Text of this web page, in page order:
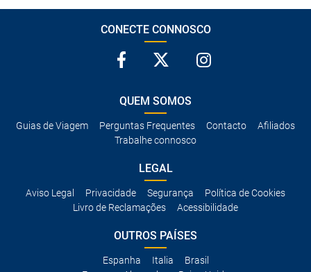
CONECTE CONNOSCO
QUEM SOMOS
Guias de Viagem Perguntas Frequentes Contacto
Afiliados
Trabalhe connosco
LEGAL
Aviso Legal Privacidade Segurança
Política de Cookies
Livro de Reclamações
Acessibilidade
OUTROS PAÍSES
Espanha Italia
Brasil